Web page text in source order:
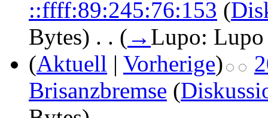
::ffff:89:245:76:153 (
Bytes) . . ( → Lupo:
(Aktuell | Vorherige)
Brisanzbremse (